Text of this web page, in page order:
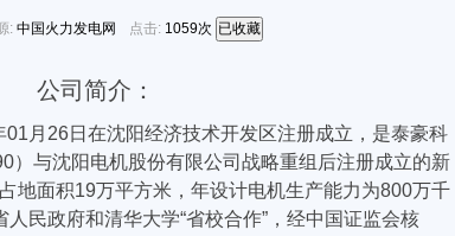
: 中国火力发电网 点击: 1059次 已收藏
公司简介：
01月26日在沈阳经济技术开发区注册成立，是泰豪科
）与沈阳电机股份有限公司战略重组后注册成立的新
地面积19万平方米，年设计电机生产能力为800万千
民政府和清华大学“省校合作”，经中国证监会核